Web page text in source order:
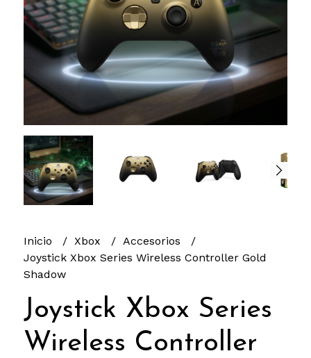
Inicio Xbox
Accesorios
Joystick Xbox Series Wireless Controller Gold
Shadow
Joystick Xbox Series
Wireless Controller